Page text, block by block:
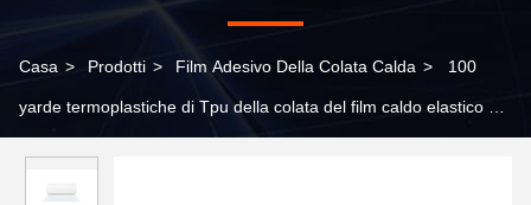
Casa > Prodotti > Film Adesivo Della Colata Calda > 100
yarde termoplastiche di Tpu della colata del film caldo elastico del